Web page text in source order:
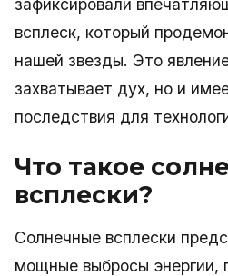
зафиксировали
всплеск, который
нашей звезды. Это
захватывает дух, но и
последствия для
Что такое
всплески?
Солнечные всплески
мощные выбросы энергии,